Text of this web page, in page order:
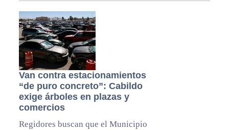
Van contra estacionamientos
“de puro concreto”: Cabildo
exige árboles en plazas y
comercios
Regidores buscan que el Municipio